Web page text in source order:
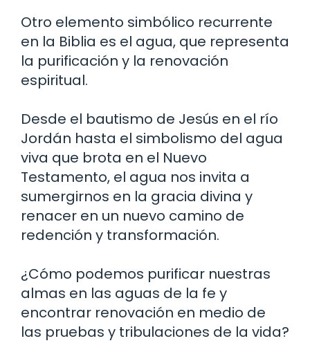
Otro elemento simbólico recurrente
en la Biblia es el agua, que representa
la purificación y la renovación
espiritual.
Desde el bautismo de Jesús en el río
Jordán hasta el simbolismo del agua
viva que brota en el Nuevo
Testamento, el agua nos invita a
sumergirnos en la gracia divina y
renacer en un nuevo camino de
redención y transformación.
¿Cómo podemos purificar nuestras
almas en las aguas de la fe y
encontrar renovación en medio de
las pruebas y tribulaciones de la vida?